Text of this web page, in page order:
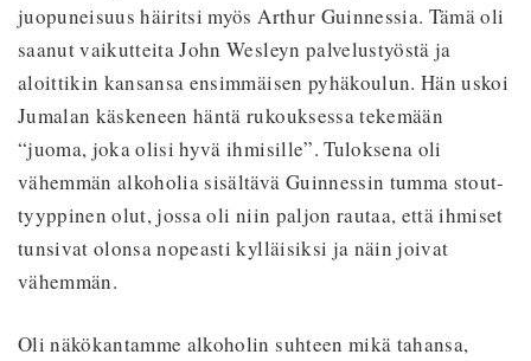
juopuneisuus häiritsi myös Arthur Guinnessia. Tämä oli
saanut vaikutteita John Wesleyn palvelustyöstä ja
aloittikin kansansa ensimmäisen pyhäkoulun. Hän uskoi
Jumalan käskeneen häntä rukouksessa tekemään
“juoma, joka olisi hyvä ihmisille”. Tuloksena oli
vähemmän alkoholia sisältävä Guinnessin tumma stout-
tyyppinen olut, jossa oli niin paljon rautaa, että ihmiset
tunsivat olonsa nopeasti kylläisiksi ja näin joivat
vähemmän.
Oli näkökantamme alkoholin suhteen mikä tahansa,